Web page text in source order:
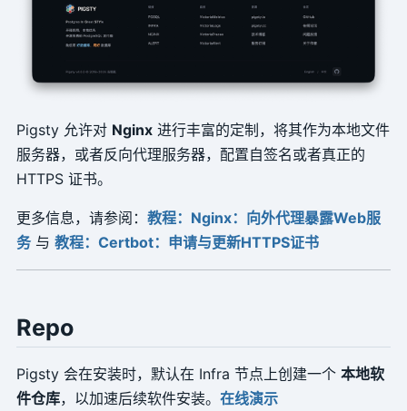
Pigsty 允许对 Nginx进行丰富的定制，将其作为本地文件
服务器，或者反向代理服务器，配置自签名或者真正的
HTTPS 证书。
更多信息，请参阅： 教程：Nginx：向外代理暴露Web服
务与 教程：Certbot：申请与更新HTTPS证书
Repo
Pigsty 会在安装时，默认在 Infra 节点上创建一个 本地软
件仓库，以加速后续软件安装。 在线演示